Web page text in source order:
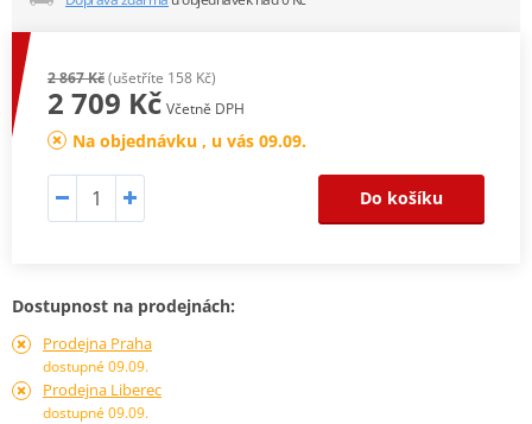
2 867 Kč(ušetříte 158 Kč)
2 709 Kč Včetně DPH
Na objednávku , u vás 09.09.
Do košíku
Dostupnost na prodejnách:
Prodejna Praha
dostupné 09.09.
Prodejna Liberec
dostupné 09.09.